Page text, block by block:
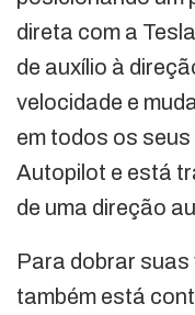
direta com a
de auxílio à
velocidade e
em todos os
Autopilot e está
de uma direção
Para dobrar
também está